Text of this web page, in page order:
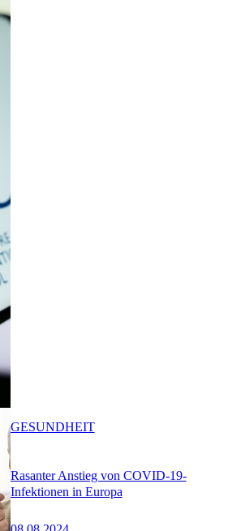
Rasanter Anstieg von COVID-19-
Infektionen in Europa
GESUNDHEIT